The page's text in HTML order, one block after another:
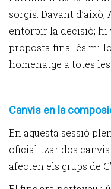
sorgís. Davant
entorpir la decisió; hi
proposta final és
homenatge a totes
Canvis en la
En aquesta sessió
oficialitzar dos
afecten els grups de